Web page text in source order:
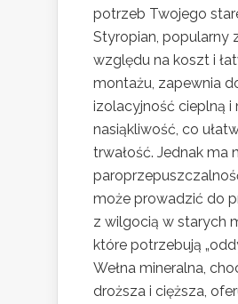
potrzeb Twojego
Styropian, popularny
względu na koszt i
montażu, zapewnia
izolacyjność cieplną i
nasiąkliwość, co
trwałość. Jednak ma
może prowadzić do
z wilgocią w starych
które potrzebują
Wełna mineralna,
droższa i cięższa,